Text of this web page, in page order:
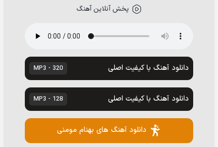
پخش آنلاین آهنگ
دانلود آهنگ با کیفیت اصلی 320 - MP3
دانلود آهنگ با کیفیت اصلی 128 - MP3
دانلود آهنگ های بهنام مومنی